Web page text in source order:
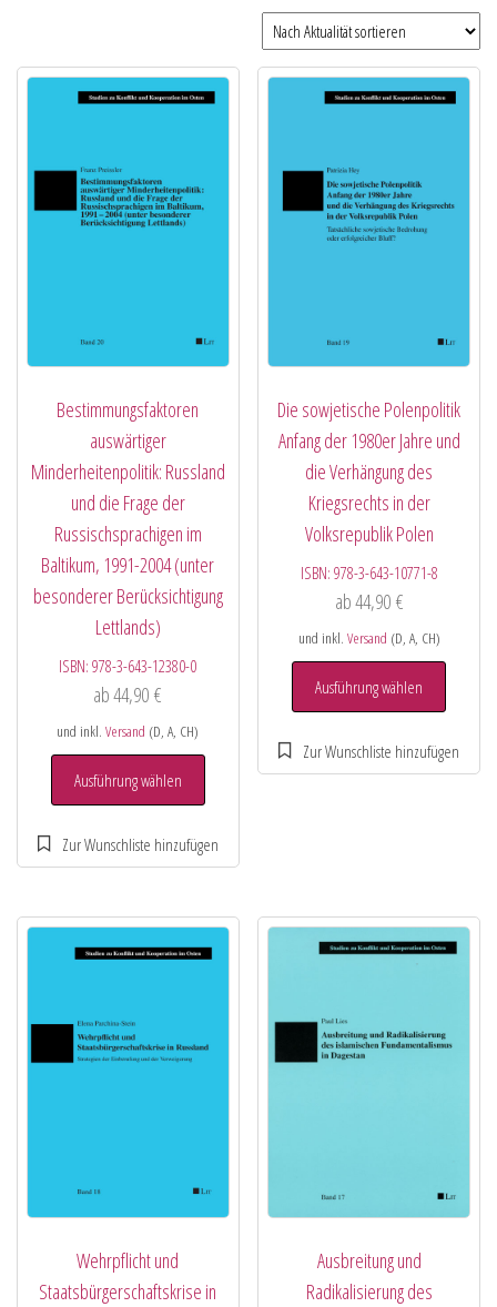
Bestimmungsfaktoren
auswärtiger
Minderheitenpolitik: Russland
und die Frage der
Russischsprachigen im
Baltikum, 1991-2004 (unter
besonderer Berücksichtigung
Lettlands)
ISBN:978-3-643-12380-0
ab44,90€
und inkl.Versand (D, A, CH)
Ausführung wählen
Die sowjetische Polenpolitik
Anfang der 1980er Jahre und
die Verhängung des
Kriegsrechts in der
Volksrepublik Polen
ISBN: 978-3-643-10771-8
ab44,90 €
und inkl. Versand (D, A, CH)
Ausführung wählen
Wehrpflicht und
Staatsbürgerschaftskrise in
Ausbreitung und
Radikalisierung des